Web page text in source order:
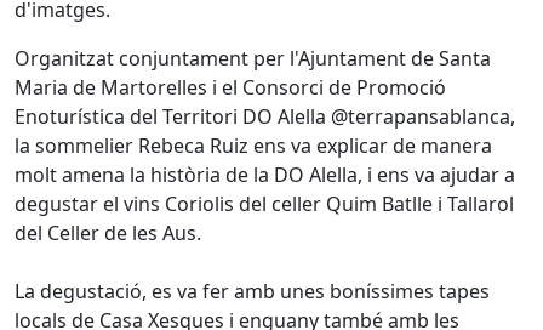
d'imatges.
Organitzat conjuntament per l'Ajuntament de Santa
Maria de Martorelles i el Consorci de Promoció
Enoturística del Territori DO Alella @terrapansablanca,
la sommelier Rebeca Ruiz ens va explicar de manera
molt amena la història de la DO Alella, i ens va ajudar a
degustar el vins Coriolis del celler Quim Batlle i Tallarol
del Celler de les Aus.
La degustació, es va fer amb unes boníssimes tapes
locals de Casa Xesques i enguany també amb les